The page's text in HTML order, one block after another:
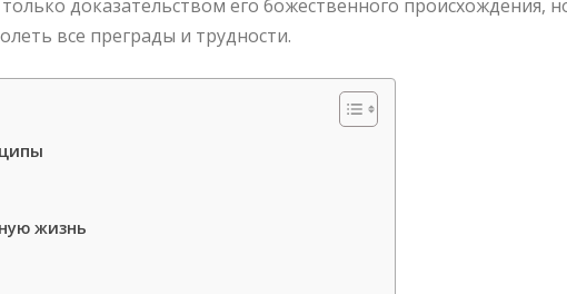
доказательством его божественного происхождения,
все преграды и трудности.
жизнь